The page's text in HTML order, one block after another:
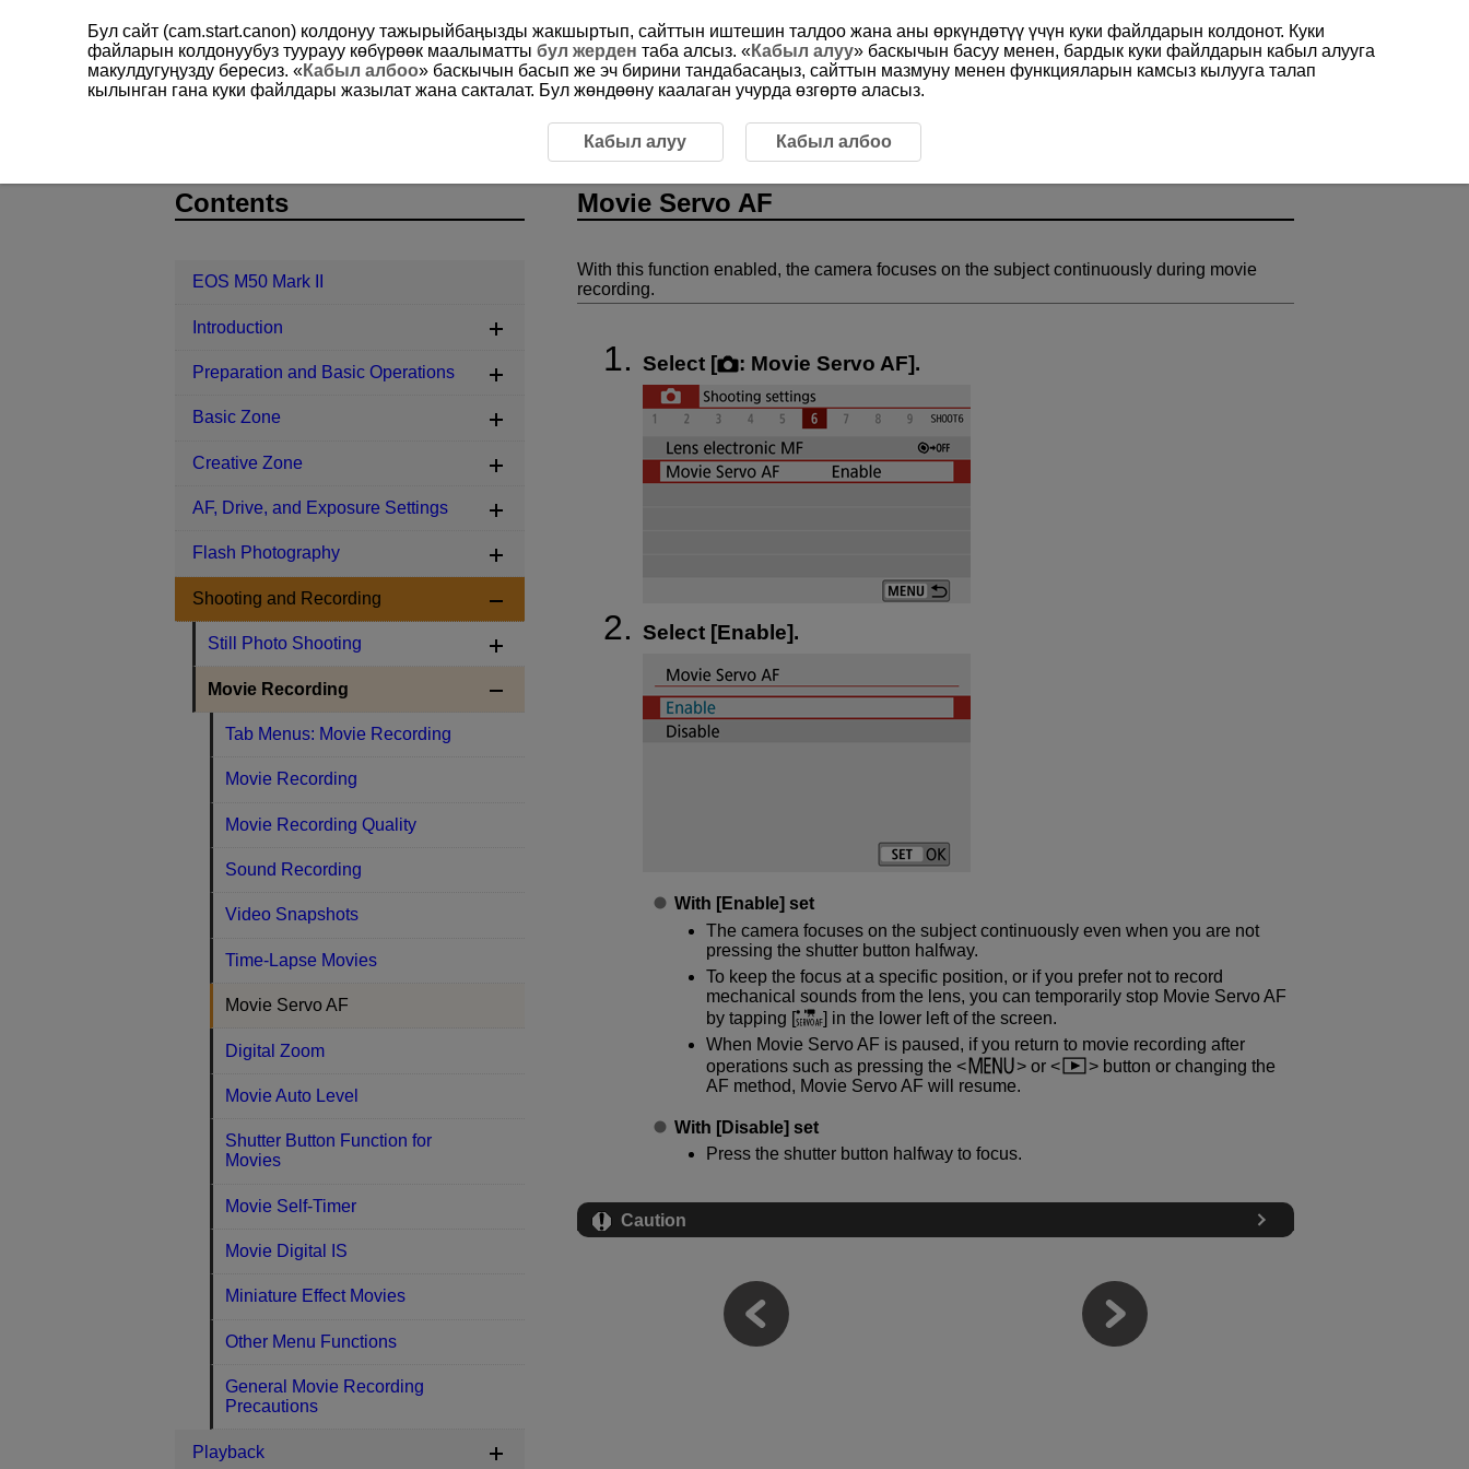
EOS M50 Mark II Movie Recording Movie Servo AF
Movie Servo AF
With this function enabled, the camera focuses on the subject continuously during movie
recording.
Select [ : Movie Servo AF].
Select [Enable].
With [Enable] set
The camera focuses on the subject continuously even when you are not
pressing the shutter button halfway.
To keep the focus at a specific position, or if you prefer not to record
mechanical sounds from the lens, you can temporarily stop Movie Servo AF
by tapping [
] in the lower left of the screen.
When Movie Servo AF is paused, if you return to movie recording after
operations such as pressing the
or
button or changing the
AF method, Movie Servo AF will resume.
With [Disable] set
Press the shutter button halfway to focus.
Caution
Contents
EOS M50 Mark II
Introduction
Preparation and Basic Operations
Basic Zone
Creative Zone
AF, Drive, and Exposure Settings
Flash Photography
Shooting and Recording
Still Photo Shooting
Movie Recording
Tab Menus: Movie Recording
Movie Recording
Movie Recording Quality
Sound Recording
Video Snapshots
Time-Lapse Movies
Movie Servo AF
Digital Zoom
Movie Auto Level
Shutter Button Function for
Movies
Movie Self-Timer
Movie Digital IS
Miniature Effect Movies
Other Menu Functions
General Movie Recording
Precautions
Playback
Бул сайт (cam.start.canon) колдонуу тажырыйбаңызды жакшыртып, сайттын иштешин талдоо жана аны өркүндөтүү үчүн куки файлдарын колдонот. Куки
файларын колдонуубуз туурауу көбүрөөк маалыматты бул жерден таба алсыз. «Кабыл алуу» баскычын басуу менен, бардык куки файлдарын кабыл алууга
макулдугуңузду бересиз. «Кабыл албоо» баскычын басып же эч бирини тандабасаңыз, сайттын мазмуну менен функцияларын камсыз кылууга талап
кылынган гана куки файлдары жазылат жана сакталат. Бул жөндөөну каалаган учурда өзгөртө аласыз.
Кабыл алуу Кабыл албоо